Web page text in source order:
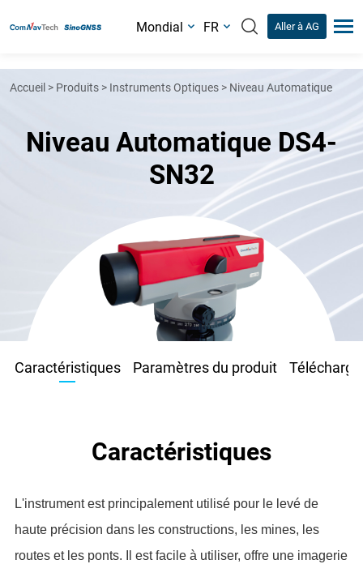
Mondial FR Aller à AG
Accueil > Produits > Instruments Optiques > Niveau Automatique
Niveau Automatique DS4-
SN32
Caractéristiques Paramètres du produit
Caractéristiques
L'instrument est principalement utilisé pour le levé de
haute précision dans les constructions, les mines, les
routes et les ponts. Il est facile à utiliser, offre une imagerie